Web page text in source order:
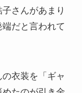
さんがあまり
だと言われて
衣装を「ギャ